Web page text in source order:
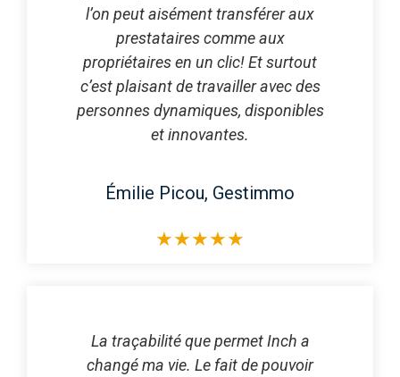
l’on peut aisément transférer aux
prestataires comme aux
propriétaires en un clic! Et surtout
c’est plaisant de travailler avec des
personnes dynamiques, disponibles
et innovantes.
Émilie Picou, Gestimmo
★★★★★
La traçabilité que permet Inch a
changé ma vie. Le fait de pouvoir